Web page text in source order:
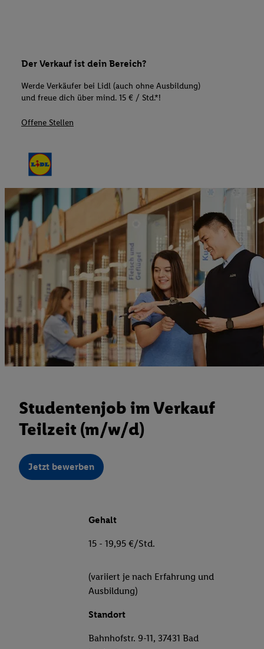
Der Verkauf ist dein Bereich?
Werde Verkäufer bei Lidl (auch ohne Ausbildung)
und freue dich über mind. 15 € / Std.*!
Offene Stellen
Studentenjob im Verkauf
Teilzeit (m/w/d)
Jetzt bewerben
Gehalt
15 - 19,95 €/Std.
(variiert je nach Erfahrung und
Ausbildung)
Standort
Bahnhofstr. 9-11, 37431 Bad